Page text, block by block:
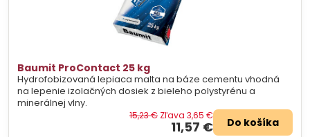
Baumit ProContact 25 kg
Hydrofobizovaná lepiaca malta na báze cementu vhodná
na lepenie izolačných dosiek z bieleho polystyrénu a
minerálnej vlny.
11,57 €
15,23 € Zľava 3,65 €
Do košíka